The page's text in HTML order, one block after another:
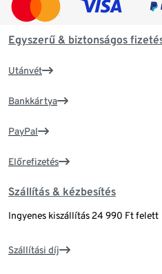
Egyszerű & biztonságos
Utánvét
Bankkártya
PayPal
Előrefizetés
Szállítás & kézbesítés
Ingyenes kiszállítás 24 990 Ft felett
Szállítási díj